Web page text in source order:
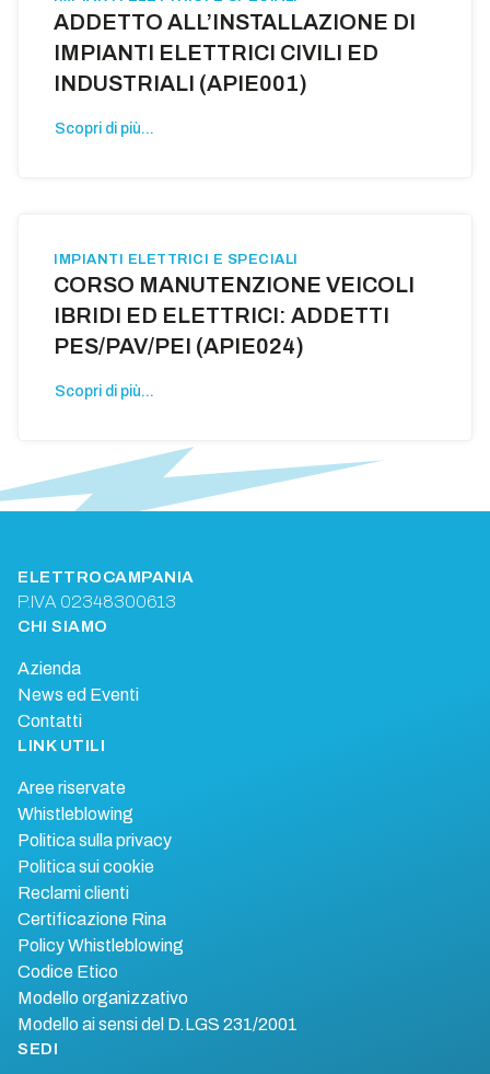
ADDETTO ALL’INSTALLAZIONE DI
IMPIANTI ELETTRICI CIVILI ED
INDUSTRIALI (APIE001)
Scopri di più...
IMPIANTI ELETTRICI E SPECIALI
CORSO MANUTENZIONE VEICOLI
IBRIDI ED ELETTRICI: ADDETTI
PES/PAV/PEI (APIE024)
Scopri di più...
ELETTROCAMPANIA
P.IVA 02348300613
CHI SIAMO
Azienda
News ed Eventi
Contatti
LINK UTILI
Aree riservate
Whistleblowing
Politica sulla privacy
Politica sui cookie
Reclami clienti
Certificazione Rina
Policy Whistleblowing
Codice Etico
Modello organizzativo
Modello ai sensi del D.LGS 231/2001
SEDI